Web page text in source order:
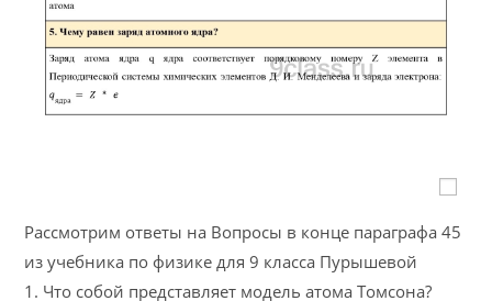
Рассмотрим ответы на Вопросы в конце параграфа 45
из учебника по физике для 9 класса Пурышевой
1. Что собой представляет модель атома Томсона?